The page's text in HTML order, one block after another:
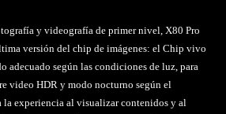
y videografía de primer nivel, X80 Pro
versión del chip de imágenes: el Chip vivo
adecuado según las condiciones de luz, para
video HDR y modo nocturno según el
la experiencia al visualizar contenidos y al